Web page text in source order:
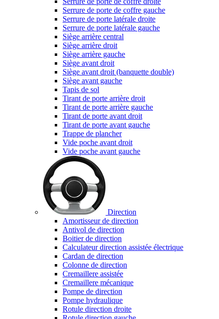
Serrure de porte de coffre gauche
Serrure de porte latérale droite
Serrure de porte latérale gauche
Siège arrière central
Siège arrière droit
Siège arrière gauche
Siège avant droit
Siège avant droit (banquette double)
Siège avant gauche
Tapis de sol
Tirant de porte arrière droit
Tirant de porte arrière gauche
Tirant de porte avant droit
Tirant de porte avant gauche
Trappe de plancher
Vide poche avant droit
Vide poche avant gauche
Direction
Amortisseur de direction
Antivol de direction
Boitier de direction
Calculateur direction assistée électrique
Cardan de direction
Colonne de direction
Cremaillere assistée
Cremaillere mécanique
Pompe de direction
Pompe hydraulique
Rotule direction droite